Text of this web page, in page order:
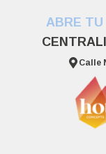
ABRE TU
Calle